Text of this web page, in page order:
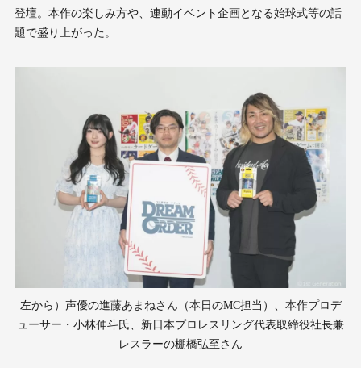
登壇。本作の楽しみ方や、連動イベント企画となる始球式等の話
題で盛り上がった。
左から）声優の進藤あまねさん（本日のMC担当）、本作プロデ
ューサー・小林伸斗氏、新日本プロレスリング代表取締役社長兼
レスラーの棚橋弘至さん